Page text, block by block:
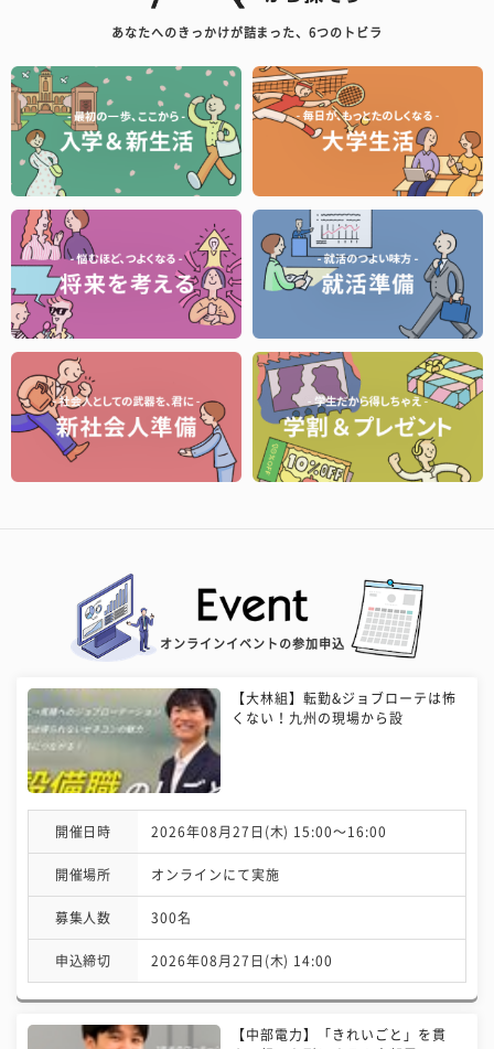
あなたへのきっかけが詰まった、6つのトビラ
オンラインイベントの参加申込
【大林組】転勤&ジョブローテは怖
くない！九州の現場から設
開催日時 2026年08月27日(木) 15:00〜16:00
開催場所 オンラインにて実施
募集人数 300名
申込締切 2026年08月27日(木) 14:00
【中部電力】「きれいごと」を貫